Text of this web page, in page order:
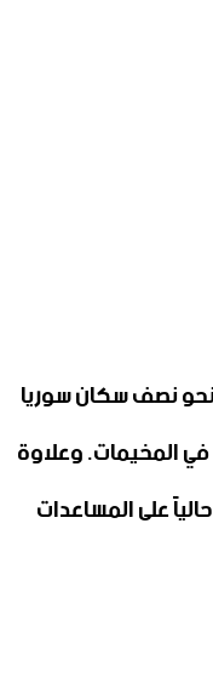
نصف سكان سوريا
المخيمات. وعلاوة
شخص حالياً على المساعدات